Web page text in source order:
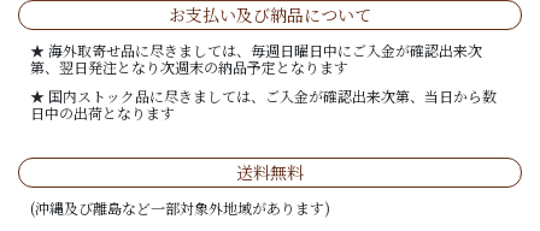
お支払い及び納品について
★ 海外取寄せ品に尽きましては、毎週日曜日中にご入金が確認出来次
第、翌日発注となり次週末の納品予定となります
★ 国内ストック品に尽きましては、ご入金が確認出来次第、当日から数
日中の出荷となります
送料無料
(沖縄及び離島など一部対象外地域があります)